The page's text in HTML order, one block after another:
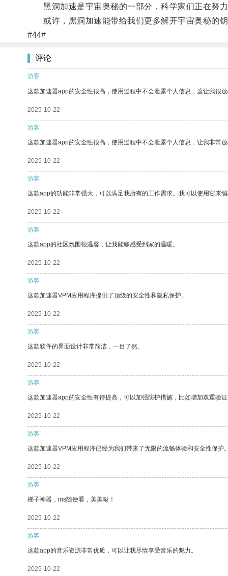
黑洞加速是宇宙奥秘的一部分，科学家们正在努
或许，黑洞加速能带给我们更多解开宇宙奥秘的
#44#
评论
游客
这款加速器app的安全性很高，使用过程中不会泄露个人信息，这让我很
2025-10-22
游客
这款加速器app的安全性很高，使用过程中不会泄露个人信息，让我非常
2025-10-22
游客
这款app的功能非常强大，可以满足我所有的工作需求。我可以使用它来
2025-10-22
游客
这款app的社区氛围很温馨，让我能够感受到家的温暖。
2025-10-22
游客
这款加速器VPM应用程序提供了顶级的安全性和隐私保护。
2025-10-22
游客
这款软件的界面设计非常简洁，一目了然。
2025-10-22
游客
这款加速器app的安全性有待提高，可以加强防护措施，比如增加双重验
2025-10-22
游客
这款加速器VPM应用程序已经为我们带来了无限的流畅体验和安全性保护
2025-10-22
游客
梯子神器，ins随便看，美美哒！
2025-10-22
游客
这款app的音乐资源非常优质，可以让我尽情享受音乐的魅力。
2025-10-22